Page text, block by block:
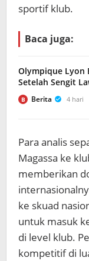
sportif klub.
Baca juga:
Olympique Lyon
Setelah Sengit
B Berita 4 hari
Para analis
Magassa ke
memberikan
ke skuad
untuk masuk
di level klub.
kompetitif di